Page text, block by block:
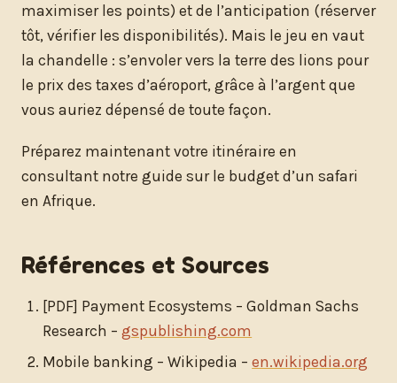
maximiser les points) et de l’anticipation (réserver
tôt, vérifier les disponibilités). Mais le jeu en vaut
la chandelle : s’envoler vers la terre des lions pour
le prix des taxes d’aéroport, grâce à l’argent que
vous auriez dépensé de toute façon.
Préparez maintenant votre itinéraire en
consultant notre guide sur le budget d’un safari
en Afrique.
Références et Sources
[PDF] Payment Ecosystems – Goldman Sachs
Research –gspublishing.com
Mobile banking – Wikipedia –en.wikipedia.org